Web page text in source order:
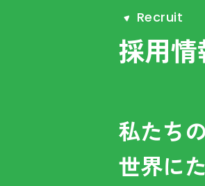
Recruit
採用情
私たち
世界に